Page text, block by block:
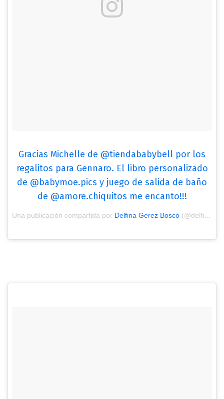
Gracias Michelle de @tiendababybell por los
regalitos para Gennaro. El libro personalizado
de @babymoe.pics y juego de salida de baño
de @amore.chiquitos me encanto!!!
Una publicación compartida por Delfina Gerez Bosco (@delfinagbosco) el